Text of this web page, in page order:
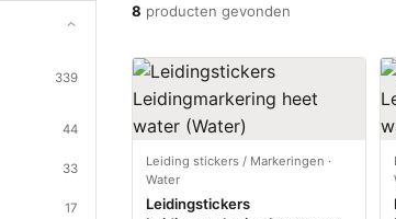
339
44
33
17
8 producten gevonden
Leiding stickers / Markeringen ·
Water
Leidingstickers